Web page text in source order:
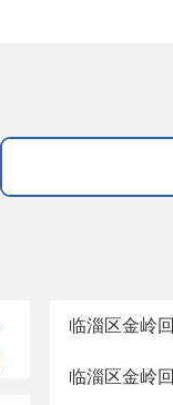
临淄区金岭
临淄区金岭